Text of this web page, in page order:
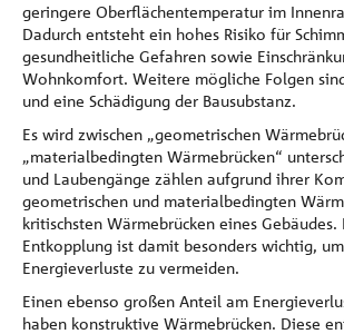
geringere Oberflächentemperatur im
Dadurch entsteht ein hohes Risiko für
gesundheitliche Gefahren sowie
Wohnkomfort. Weitere mögliche Folgen
und eine Schädigung der Bausubstanz.
Es wird zwischen „geometrischen
„materialbedingten Wärmebrücken“
und Laubengänge zählen aufgrund ihrer
geometrischen und materialbedingten
kritischsten Wärmebrücken eines Gebäudes.
Entkopplung ist damit besonders wichtig,
Energieverluste zu vermeiden.
Einen ebenso großen Anteil am
haben konstruktive Wärmebrücken. Diese